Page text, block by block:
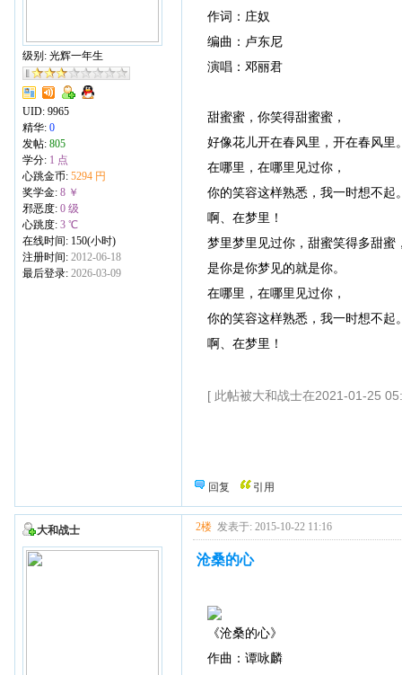
级别: 光辉一年生
UID: 9965
精华: 0
发帖: 805
学分: 1 点
心跳金币: 5294 円
奖学金: 8 ￥
邪恶度: 0 级
心跳度: 3 ℃
在线时间: 150(小时)
注册时间: 2012-06-18
最后登录: 2026-03-09
作词：庄奴
编曲：卢东尼
演唱：邓丽君
甜蜜蜜，你笑得甜蜜蜜，
好像花儿开在春风里，开在春风里
在哪里，在哪里见过你，
你的笑容这样熟悉，我一时想不起
啊、在梦里！
梦里梦里见过你，甜蜜笑得多甜蜜
是你是你梦见的就是你。
在哪里，在哪里见过你，
你的笑容这样熟悉，我一时想不起
啊、在梦里！
[ 此帖被大和战士在2021-01-25
回复 引用
大和战士 2楼 发表于: 2015-10-22 11:16
沧桑的心
《沧桑的心》
作曲：谭咏麟